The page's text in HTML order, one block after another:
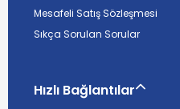
Mesafeli Satış Sözleşmesi
Sıkça Sorulan Sorular
Hızlı Bağlantılar